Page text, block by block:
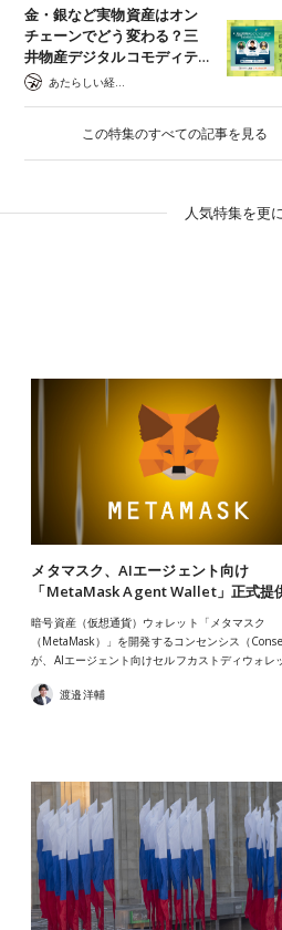
金・銀など実物資産はオン
チェーンでどう変わる？三
井物産デジタルコモディテ…
あたらしい経済 編集部
この特集のすべての記事を見る
人気特集を更
メタマスク、AIエージェント向け
「MetaMask Agent Wallet」正式提
暗号資産（仮想通貨）ウォレット「メタマスク
（MetaMask）」を開発するコンセンシス（
が、AIエージェント向けセルフカストディウォ
渡邉洋輔